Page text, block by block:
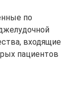
по
входящие
пациентов